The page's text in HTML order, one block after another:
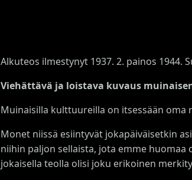
Alkuteos ilmestynyt 1937. 2. painos 1944.
Viehättävä ja loistava kuvaus
Muinaisilla kulttuureilla on itsessään oma
Monet niissä esiintyvät jokapäiväisetkin
niihin paljon sellaista, jota emme
jokaisella teolla olisi joku erikoinen